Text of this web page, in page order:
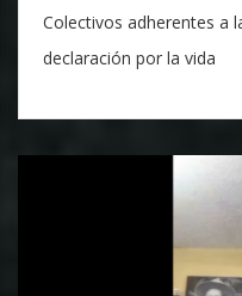
Colectivos adherentes a
declaración por la vida